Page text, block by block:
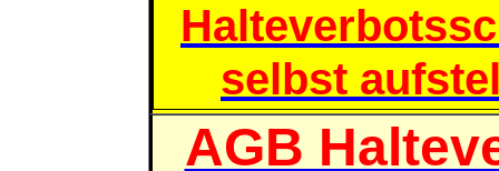
selbst
AGB